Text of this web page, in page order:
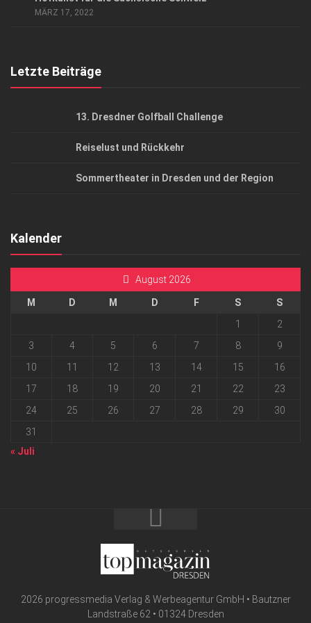
MÄRZ 17, 2022
Letzte Beiträge
13. Dresdner Golfball Challenge
Reiselust und Rückkehr
Sommertheater in Dresden und der Region
Kalender
August 2026
M D M D F S
S
1
2
3
4 5 6 7 8
9
10
11 12 13 14 15
16
17
18 19 20 21 22
23
24
25 26 27 28 29
30
31
« Juli
2026 progressmedia Verlag & Werbeagentur GmbH • Bautzner
Landstraße 62 • 01324 Dresden